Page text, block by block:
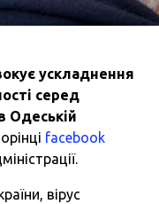
ускладнення
серед
Одеській
facebook
вірус